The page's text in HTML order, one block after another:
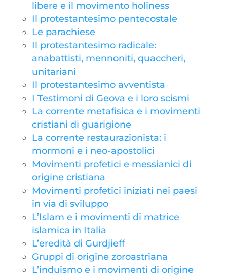
libere e il movimento holiness
Il protestantesimo pentecostale
Le parachiese
Il protestantesimo radicale:
anabattisti, mennoniti, quaccheri,
unitariani
Il protestantesimo avventista
I Testimoni di Geova e i loro scismi
La corrente metafisica e i movimenti
cristiani di guarigione
La corrente restaurazionista: i
mormoni e i neo-apostolici
Movimenti profetici e messianici di
origine cristiana
Movimenti profetici iniziati nei paesi
in via di sviluppo
L’Islam e i movimenti di matrice
islamica in Italia
L’eredità di Gurdjieff
Gruppi di origine zoroastriana
L’induismo e i movimenti di origine